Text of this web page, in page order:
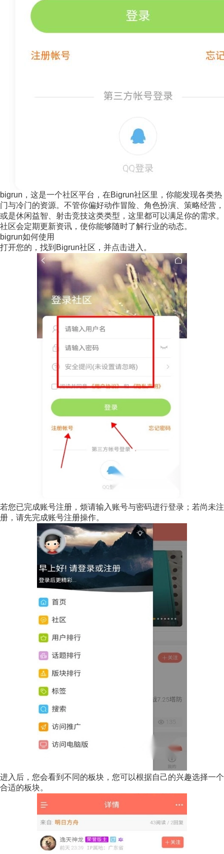
bigrun，这是一个社区平台，在Bigrun社区里，你能发现各类热
门与冷门的资源。不管你偏好动作冒险、角色扮演、策略经营，
或是休闲益智、射击竞技这类类型，这里都可以满足你的需求。
社区会定期更新资讯，使你能够随时了解行业的动态。
bigrun如何使用
打开您的，找到Bigrun社区，并点击进入。
若您已完成账号注册，烦请输入账号与密码进行登录；若尚未注
册，请先完成账号注册操作。
进入后，您会看到不同的板块，您可以根据自己的兴趣选择一个
合适的板块。